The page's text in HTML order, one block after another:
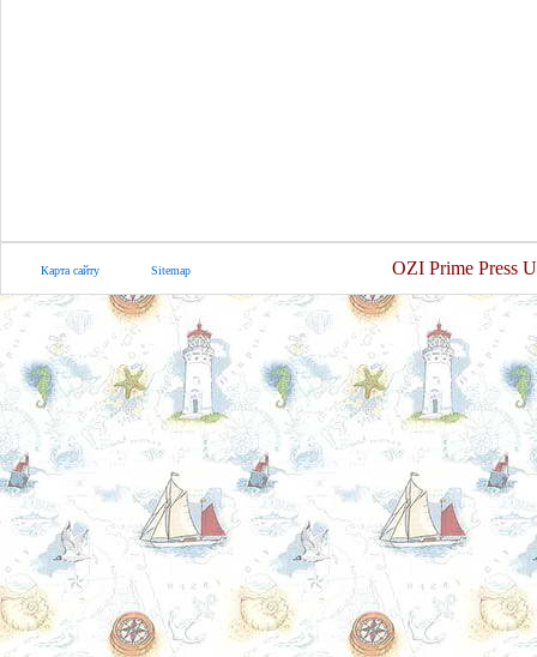
Карта сайту Sitemap OZI Prime Press